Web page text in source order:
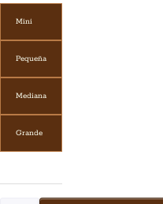
Mini
Pequeña
Mediana
Grande